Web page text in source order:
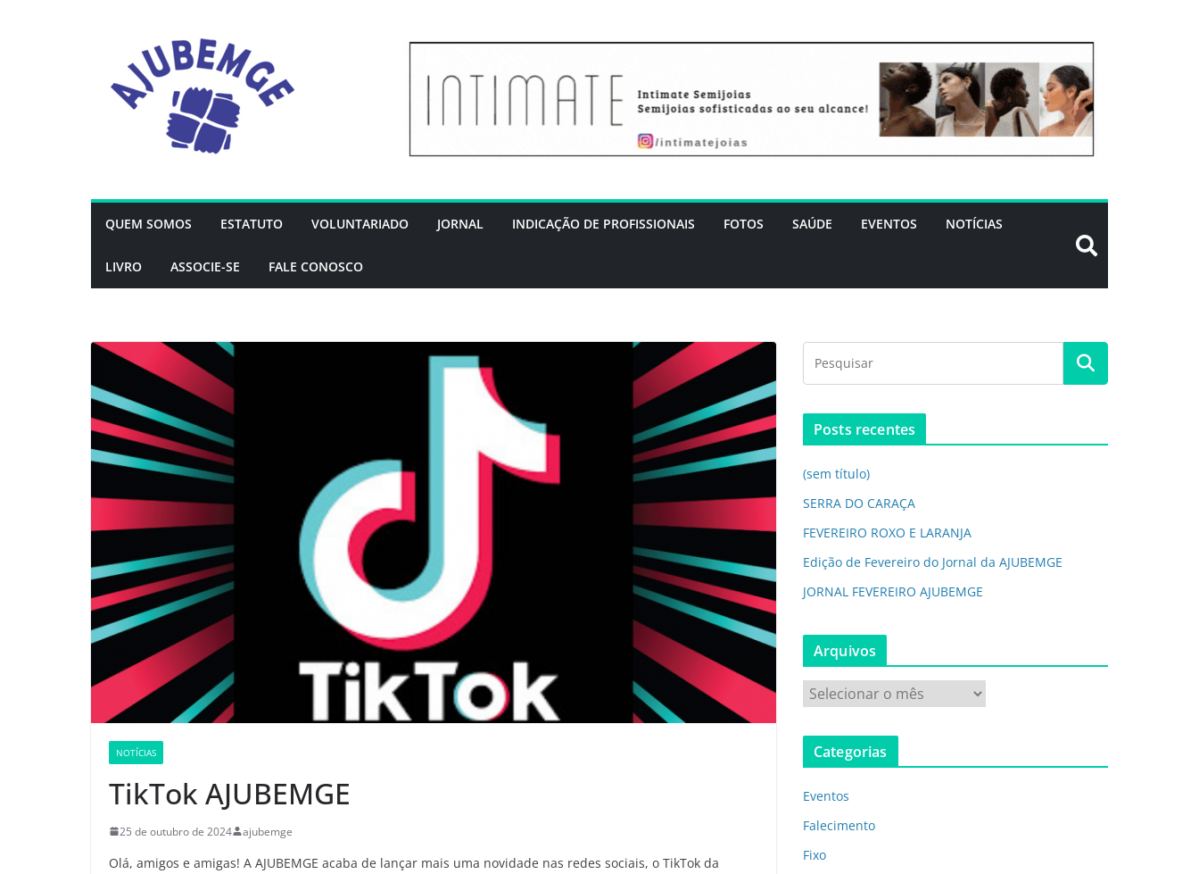
QUEM SOMOS ESTATUTO VOLUNTARIADO JORNAL INDICAÇÃO DE PROFISSIONAIS FOTOS SAÚDE EVENTOS NOTÍCIAS
LIVRO ASSOCIE-SE FALE CONOSCO
NOTÍCIAS
TikTok AJUBEMGE
25 de outubro de 2024 ajubemge
Olá, amigos e amigas! A AJUBEMGE acaba de lançar mais uma novidade nas redes sociais, o TikTok da
Posts recentes
(sem título)
SERRA DO CARAÇA
FEVEREIRO ROXO E LARANJA
Edição de Fevereiro do Jornal da AJUBEMGE
JORNAL FEVEREIRO AJUBEMGE
Arquivos
Categorias
Eventos
Falecimento
Fixo